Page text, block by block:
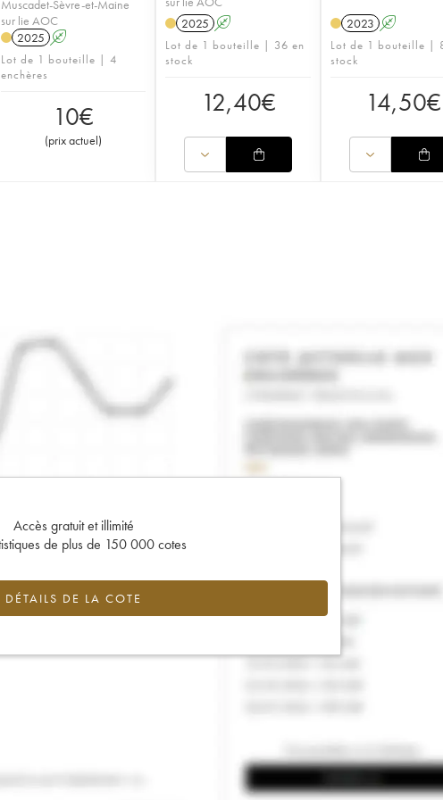
Muscadet-Sèvre-et-Maine
sur lie AOC
2025 A
Lot de 1 bouteille | 4
enchères
10€
(prix actuel)
2025 A
Lot de 1 bouteille | 36 en
stock
12,40€
2023 A
Lot de 1 bouteille |
stock
14,50€
Accès gratuit et illimité
de plus de 150 000 cotes
DÉTAILS DE LA COTE